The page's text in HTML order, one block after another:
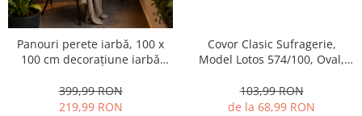
Panouri perete iarbă, 100 x
100 cm decorațiune iarbă
Bellin B017,
Balcon/Gard/Restaurat/Hotel,
399,99 RON
219,99 RON
Covor Clasic Sufragerie,
Model Lotos 574/100, Oval,
103,99 RON
de la 68,99 RON